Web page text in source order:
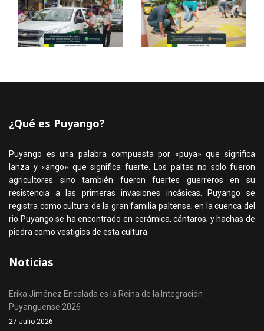
¿Qué es Puyango?
Puyango es una palabra compuesta por «puya» que significa
lanza y «ango» que significa fuerte. Los paltas no solo fueron
agricultores sino también fueron fuertes guerreros en su
resistencia a las primeras invasiones incásicas. Puyango se
registra como cultura de la gran familia paltense; en la cuenca del
rio Puyango se ha encontrado en cerámica, cántaros; y hachas de
piedra como vestigios de esta cultura.
Noticias
Erika Jiménez Encalada es la Reina de la Integración
Puyanguense 2026
27 Julio 2026